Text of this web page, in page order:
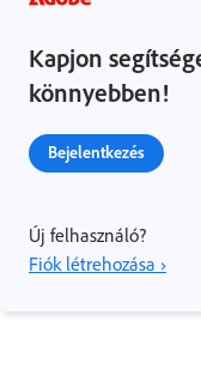
Kapjon
könnyebben!
Bejelentkezés
Új felhasználó?
Fiók létrehozása ›